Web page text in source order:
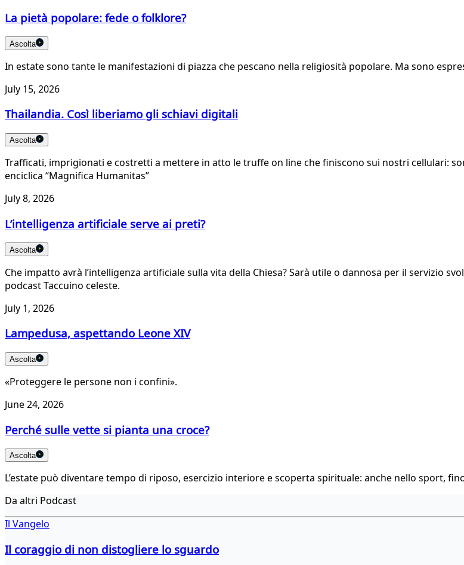
La pietà popolare: fede o folklore?
Ascolta
In estate sono tante le manifestazioni di piazza che pescano nella religiosità popolare. Ma sono
July 15, 2026
Thailandia. Così liberiamo gli schiavi digitali
Ascolta
Trafficati, imprigionati e costretti a mettere in atto le truffe on line che finiscono sui nostri cellulari:
enciclica “Magnifica Humanitas”
July 8, 2026
L’intelligenza artificiale serve ai preti?
Ascolta
Che impatto avrà l’intelligenza artificiale sulla vita della Chiesa? Sarà utile o dannosa per il servizio
podcast Taccuino celeste.
July 1, 2026
Lampedusa, aspettando Leone XIV
Ascolta
«Proteggere le persone non i confini».
June 24, 2026
Perché sulle vette si pianta una croce?
Ascolta
L’estate può diventare tempo di riposo, esercizio interiore e scoperta spirituale: anche nello sport,
Da altri Podcast
Il Vangelo
Il coraggio di non distogliere lo sguardo